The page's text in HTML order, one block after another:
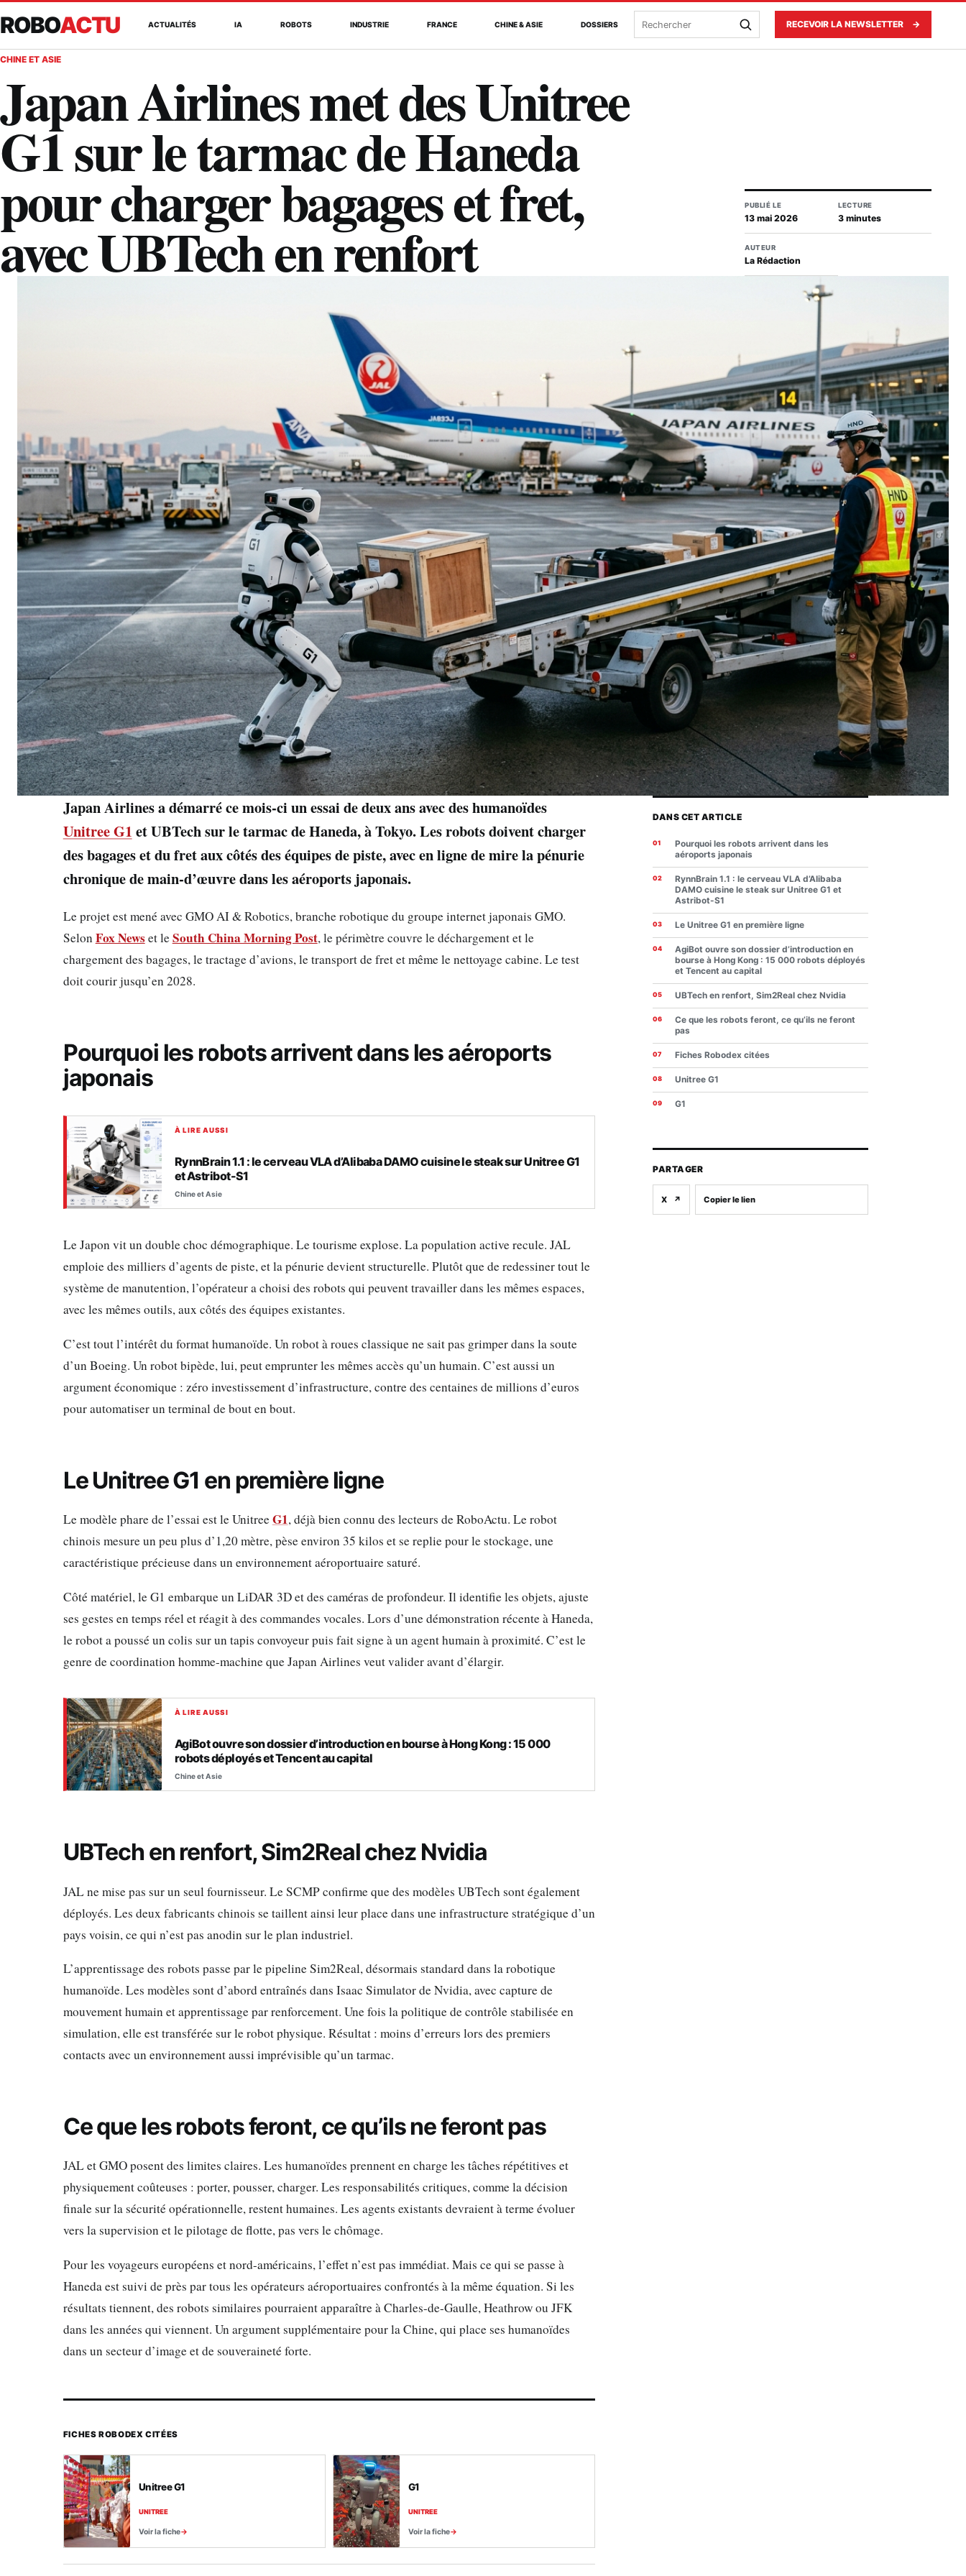
ROBOACTU ACTUALITÉS IA ROBOTS INDUSTRIE FRANCE CHINE & ASIE DOSSIERS Rechercher RECEVOIR LA NEWSLETTER →
CHINE ET ASIE
Japan Airlines met des Unitree
G1 sur le tarmac de Haneda
pour charger bagages et fret,
avec UBTech en renfort
PUBLIÉ LE
13 mai 2026
LECTURE
3 minutes
AUTEUR
La Rédaction
Japan Airlines a démarré ce mois-ci un essai de deux ans avec des humanoïdes
Unitree G1 et UBTech sur le tarmac de Haneda, à Tokyo. Les robots doivent charger
des bagages et du fret aux côtés des équipes de piste, avec en ligne de mire la pénurie
chronique de main-d’œuvre dans les aéroports japonais.
Le projet est mené avec GMO AI & Robotics, branche robotique du groupe internet japonais GMO.
SelonFox Newset leSouth China Morning Post, le périmètre couvre le déchargement et le
chargement des bagages, le tractage d’avions, le transport de fret et même le nettoyage cabine. Le test
doit courir jusqu’en 2028.
Pourquoi les robots arrivent dans les aéroports
japonais
À LIRE AUSSI
RynnBrain 1.1 : le cerveau VLA d’Alibaba DAMO cuisine le steak sur Unitree G1
et Astribot-S1
Chine et Asie
Le Japon vit un double choc démographique. Le tourisme explose. La population active recule. JAL
emploie des milliers d’agents de piste, et la pénurie devient structurelle. Plutôt que de redessiner tout le
système de manutention, l’opérateur a choisi des robots qui peuvent travailler dans les mêmes espaces,
avec les mêmes outils, aux côtés des équipes existantes.
C’est tout l’intérêt du format humanoïde. Un robot à roues classique ne sait pas grimper dans la soute
d’un Boeing. Un robot bipède, lui, peut emprunter les mêmes accès qu’un humain. C’est aussi un
argument économique : zéro investissement d’infrastructure, contre des centaines de millions d’euros
pour automatiser un terminal de bout en bout.
Le Unitree G1 en première ligne
Le modèle phare de l’essai est le UnitreeG1, déjà bien connu des lecteurs de RoboActu. Le robot
chinois mesure un peu plus d’1,20 mètre, pèse environ 35 kilos et se replie pour le stockage, une
caractéristique précieuse dans un environnement aéroportuaire saturé.
Côté matériel, le G1 embarque un LiDAR 3D et des caméras de profondeur. Il identifie les objets, ajuste
ses gestes en temps réel et réagit à des commandes vocales. Lors d’une démonstration récente à Haneda,
le robot a poussé un colis sur un tapis convoyeur puis fait signe à un agent humain à proximité. C’est le
genre de coordination homme-machine que Japan Airlines veut valider avant d’élargir.
À LIRE AUSSI
AgiBot ouvre son dossier d’introduction en bourse à Hong Kong : 15 000
robots déployés et Tencent au capital
Chine et Asie
UBTech en renfort, Sim2Real chez Nvidia
JAL ne mise pas sur un seul fournisseur. Le SCMP confirme que des modèles UBTech sont également
déployés. Les deux fabricants chinois se taillent ainsi leur place dans une infrastructure stratégique d’un
pays voisin, ce qui n’est pas anodin sur le plan industriel.
L’apprentissage des robots passe par le pipeline Sim2Real, désormais standard dans la robotique
humanoïde. Les modèles sont d’abord entraînés dans Isaac Simulator de Nvidia, avec capture de
mouvement humain et apprentissage par renforcement. Une fois la politique de contrôle stabilisée en
simulation, elle est transférée sur le robot physique. Résultat : moins d’erreurs lors des premiers
contacts avec un environnement aussi imprévisible qu’un tarmac.
Ce que les robots feront, ce qu’ils ne feront pas
JAL et GMO posent des limites claires. Les humanoïdes prennent en charge les tâches répétitives et
physiquement coûteuses : porter, pousser, charger. Les responsabilités critiques, comme la décision
finale sur la sécurité opérationnelle, restent humaines. Les agents existants devraient à terme évoluer
vers la supervision et le pilotage de flotte, pas vers le chômage.
Pour les voyageurs européens et nord-américains, l’effet n’est pas immédiat. Mais ce qui se passe à
Haneda est suivi de près par tous les opérateurs aéroportuaires confrontés à la même équation. Si les
résultats tiennent, des robots similaires pourraient apparaître à Charles-de-Gaulle, Heathrow ou JFK
dans les années qui viennent. Un argument supplémentaire pour la Chine, qui place ses humanoïdes
dans un secteur d’image et de souveraineté forte.
FICHES ROBODEX CITÉES
Unitree G1
UNITREE
Voir la fiche
G1
UNITREE
Voir la fiche
DANS CET ARTICLE
Pourquoi les robots arrivent dans les
aéroports japonais
RynnBrain 1.1 : le cerveau VLA d’Alibaba
DAMO cuisine le steak sur Unitree G1 et
Astribot-S1
Le Unitree G1 en première ligne
AgiBot ouvre son dossier d’introduction en
bourse à Hong Kong : 15 000 robots déployés
et Tencent au capital
UBTech en renfort, Sim2Real chez Nvidia
Ce que les robots feront, ce qu’ils ne feront
pas
Fiches Robodex citées
Unitree G1
G1
PARTAGER
X ↗ Copier le lien